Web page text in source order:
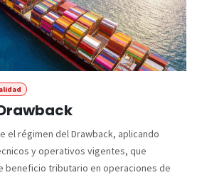
el régimen del Drawback, aplicando
y operativos vigentes, que
beneficio tributario en operaciones de